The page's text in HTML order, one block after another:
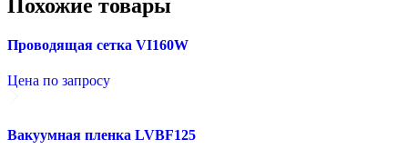
Похожие товары
Проводящая сетка VI160W
Цена по запросу
Вакуумная пленка LVBF125